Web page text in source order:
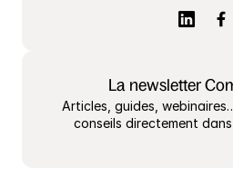
La newsletter
Articles, guides,
conseils directement